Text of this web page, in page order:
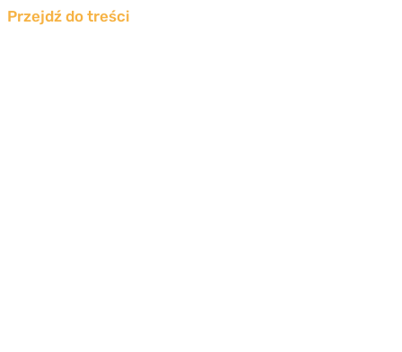
Przejdź do treści